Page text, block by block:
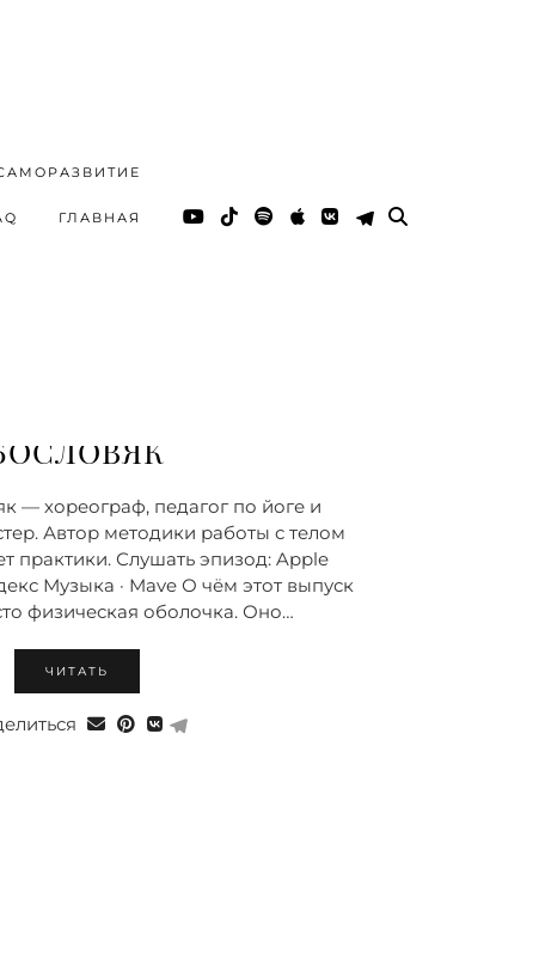
ГЛАВНАЯ
— хореограф, педагог по йоге и
Автор методики работы с телом
практики. Слушать эпизод: Apple
Музыка · Mave О чём этот выпуск
физическая оболочка. Оно…
ЧИТАТЬ